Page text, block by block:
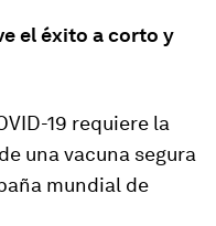
el éxito a corto y
19 requiere la
una vacuna segura
mundial de